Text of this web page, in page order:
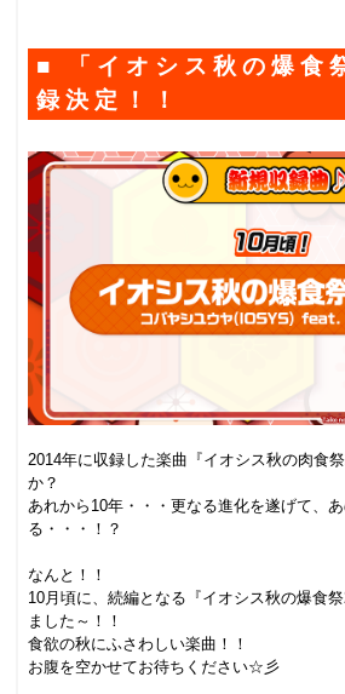
■ 「イオシス秋の爆食
録決定！！
2014年に収録した楽曲『イオシス秋の肉食
か？
あれから10年・・・更なる進化を遂げて、
る・・・！？
なんと！！
10月頃に、続編となる『イオシス秋の爆食
ました～！！
食欲の秋にふさわしい楽曲！！
お腹を空かせてお待ちください☆彡